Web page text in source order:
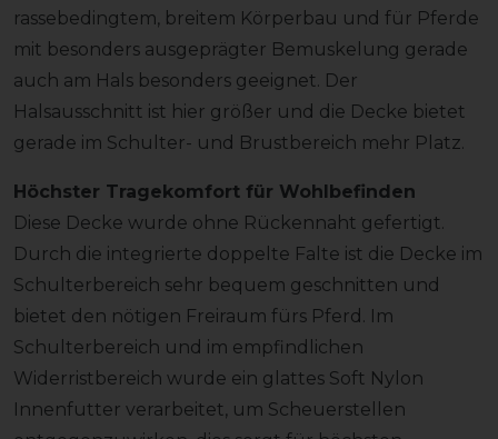
rassebedingtem, breitem Körperbau und für Pferde
mit besonders ausgeprägter Bemuskelung gerade
auch am Hals besonders geeignet. Der
Halsausschnitt ist hier größer und die Decke bietet
gerade im Schulter- und Brustbereich mehr Platz.
Höchster Tragekomfort für Wohlbefinden
Diese Decke wurde ohne Rückennaht gefertigt.
Durch die integrierte doppelte Falte ist die Decke im
Schulterbereich sehr bequem geschnitten und
bietet den nötigen Freiraum fürs Pferd. Im
Schulterbereich und im empfindlichen
Widerristbereich wurde ein glattes Soft Nylon
Innenfutter verarbeitet, um Scheuerstellen